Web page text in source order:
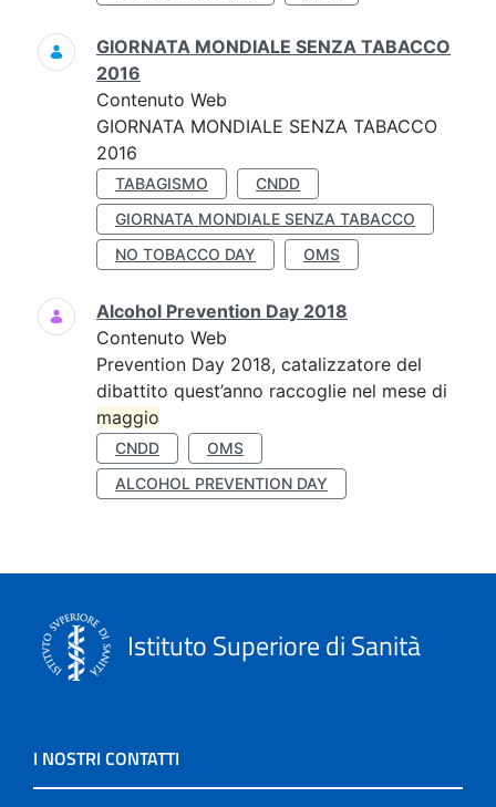
GIORNATA MONDIALE SENZA TABACCO
2016
Contenuto Web
GIORNATA MONDIALE SENZA TABACCO
2016
TABAGISMO
CNDD
GIORNATA MONDIALE SENZA TABACCO
NO TOBACCO DAY
OMS
Alcohol Prevention Day 2018
Contenuto Web
Prevention Day 2018, catalizzatore del
dibattito quest’anno raccoglie nel mese di
maggio
CNDD
OMS
ALCOHOL PREVENTION DAY
Istituto Superiore di Sanità
I NOSTRI CONTATTI